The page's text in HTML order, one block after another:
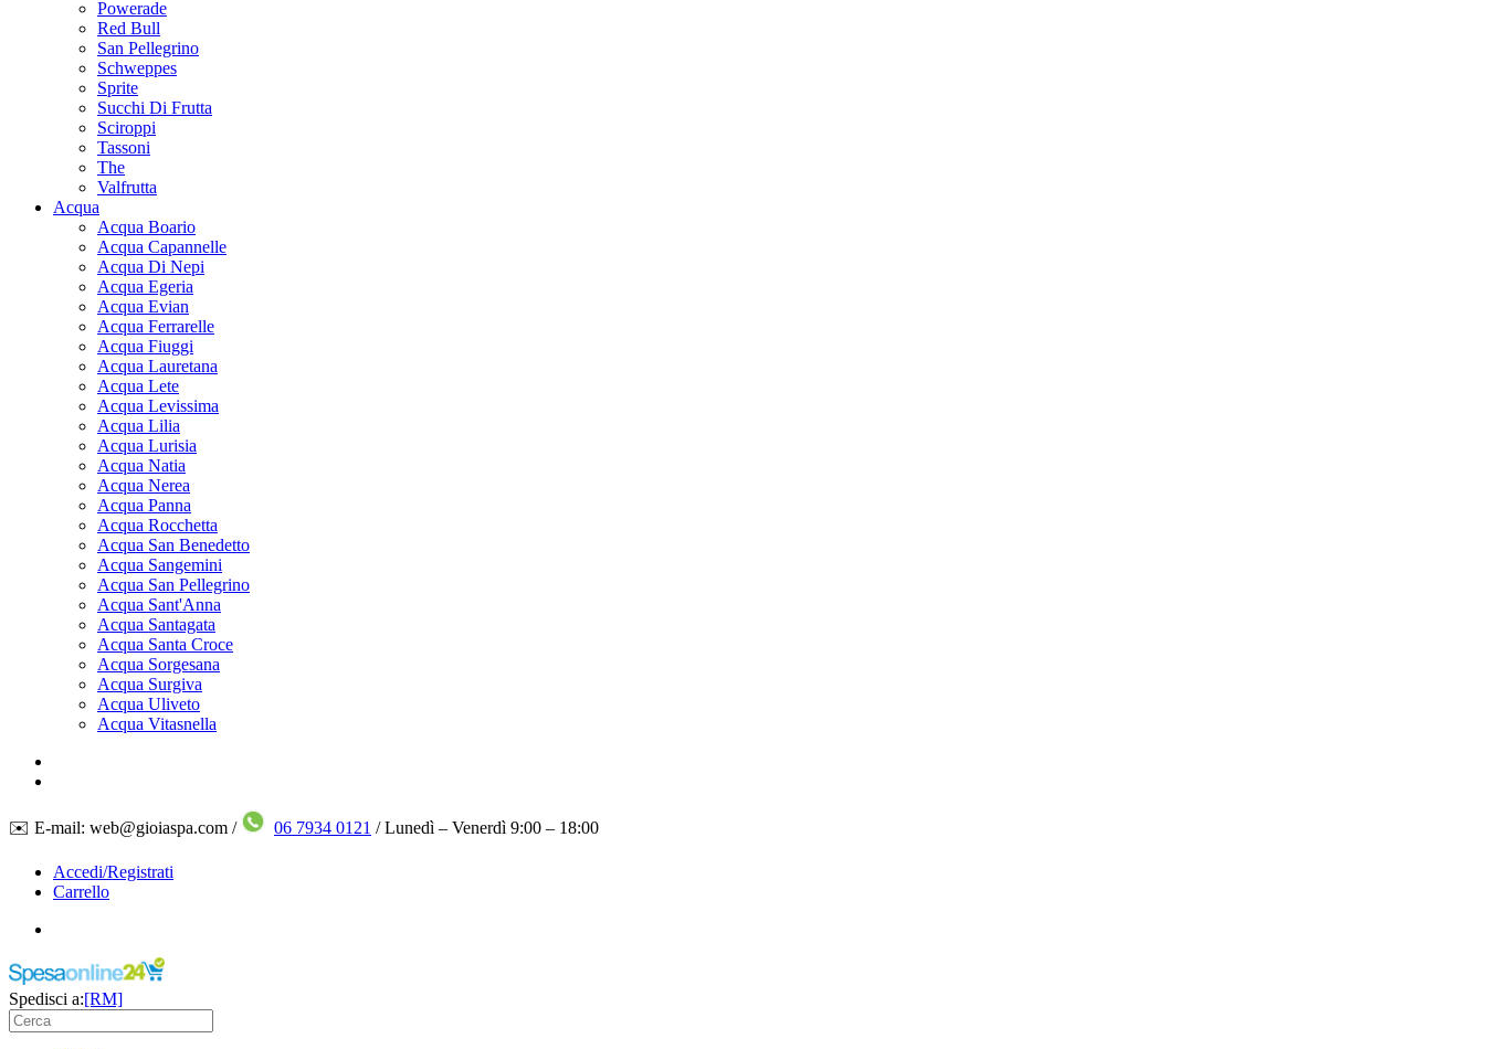
Powerade
Red Bull
San Pellegrino
Schweppes
Sprite
Succhi Di Frutta
Sciroppi
Tassoni
The
Valfrutta
Acqua
Acqua Boario
Acqua Capannelle
Acqua Di Nepi
Acqua Egeria
Acqua Evian
Acqua Ferrarelle
Acqua Fiuggi
Acqua Lauretana
Acqua Lete
Acqua Levissima
Acqua Lilia
Acqua Lurisia
Acqua Natia
Acqua Nerea
Acqua Panna
Acqua Rocchetta
Acqua San Benedetto
Acqua Sangemini
Acqua San Pellegrino
Acqua Sant'Anna
Acqua Santagata
Acqua Santa Croce
Acqua Sorgesana
Acqua Surgiva
Acqua Uliveto
Acqua Vitasnella
✉️ E-mail: web@gioiaspa.com / 06 7934 0121 / Lunedì – Venerdì 9:00 – 18:00
Accedi/Registrati
Carrello
Spedisci a:[RM]